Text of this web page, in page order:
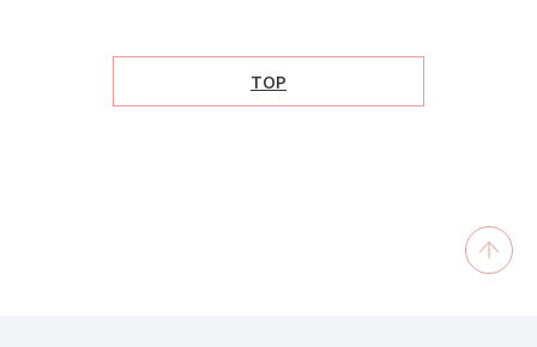
TOP